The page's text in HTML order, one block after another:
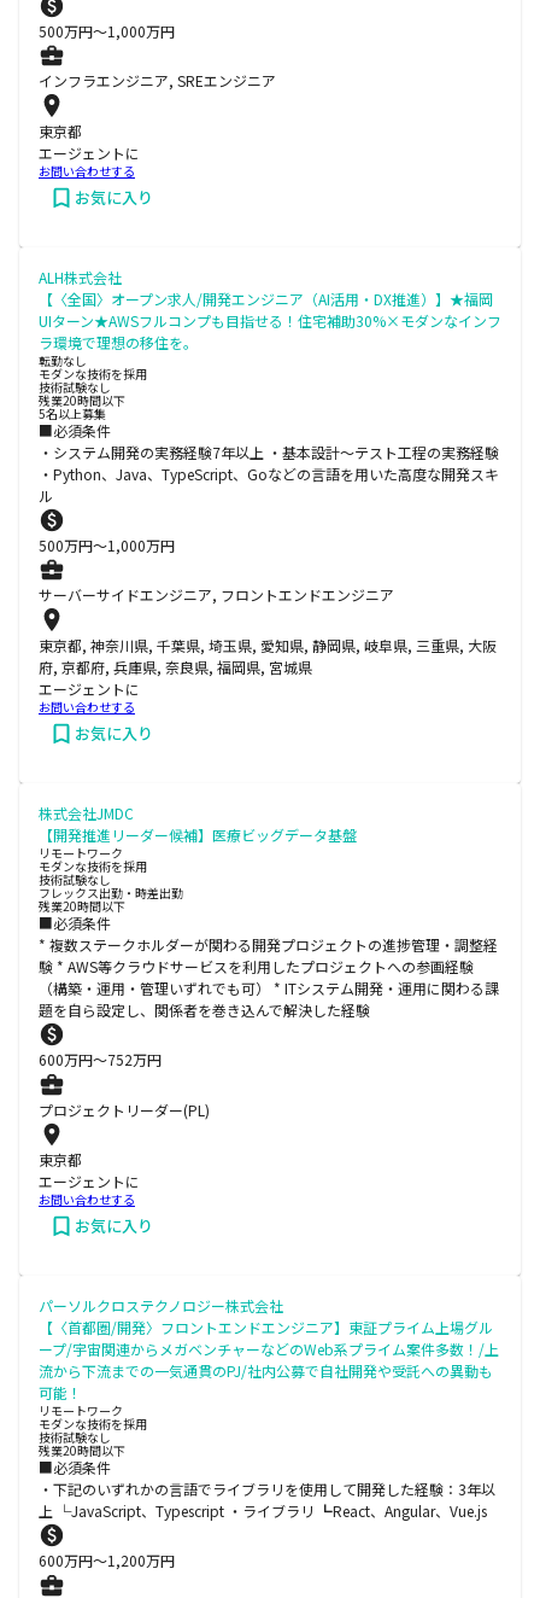
500万円〜1,000万円
インフラエンジニア, SREエンジニア
東京都
エージェントに
お問い合わせする
お気に入り
ALH株式会社
【〈全国〉オープン求人/開発エンジニア（AI活用・DX推進）】★福岡
UIターン★AWSフルコンプも目指せる！住宅補助30%×モダンなインフ
ラ環境で理想の移住を。
転勤なし
モダンな技術を採用
技術試験なし
残業20時間以下
5名以上募集
■必須条件
・システム開発の実務経験7年以上 ・基本設計～テスト工程の実務経験
・Python、Java、TypeScript、Goなどの言語を用いた高度な開発スキ
ル
500万円〜1,000万円
サーバーサイドエンジニア, フロントエンドエンジニア
東京都, 神奈川県, 千葉県, 埼玉県, 愛知県, 静岡県, 岐阜県, 三重県, 大阪
府, 京都府, 兵庫県, 奈良県, 福岡県, 宮城県
エージェントに
お問い合わせする
お気に入り
株式会社JMDC
【開発推進リーダー候補】医療ビッグデータ基盤
リモートワーク
モダンな技術を採用
技術試験なし
フレックス出勤・時差出勤
残業20時間以下
■必須条件
* 複数ステークホルダーが関わる開発プロジェクトの進捗管理・調整経
験 * AWS等クラウドサービスを利用したプロジェクトへの参画経験
（構築・運用・管理いずれでも可） * ITシステム開発・運用に関わる課
題を自ら設定し、関係者を巻き込んで解決した経験
600万円〜752万円
プロジェクトリーダー(PL)
東京都
エージェントに
お問い合わせする
お気に入り
パーソルクロステクノロジー株式会社
【〈首都圏/開発〉フロントエンドエンジニア】東証プライム上場グル
ープ/宇宙関連からメガベンチャーなどのWeb系プライム案件多数！/上
流から下流までの一気通貫のPJ/社内公募で自社開発や受託への異動も
可能！
リモートワーク
モダンな技術を採用
技術試験なし
残業20時間以下
■必須条件
・下記のいずれかの言語でライブラリを使用して開発した経験：3年以
上 └JavaScript、Typescript ・ライブラリ ┗React、Angular、Vue.js
600万円〜1,200万円